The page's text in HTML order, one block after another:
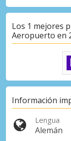
Los 1 mejores
Aeropuerto en
Información
Lengua
Alemán